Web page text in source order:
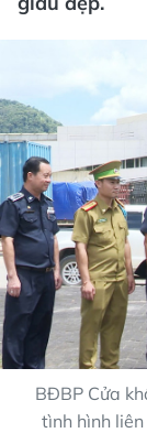
BĐBP Cửa
tình hình